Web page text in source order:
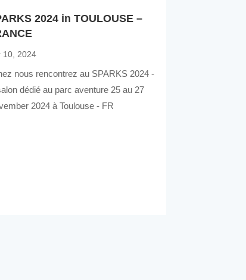
2024 in TOULOUSE –
10, 2024
nous rencontrez au SPARKS 2024 -
dédié au parc aventure 25 au 27
2024 à Toulouse - FR